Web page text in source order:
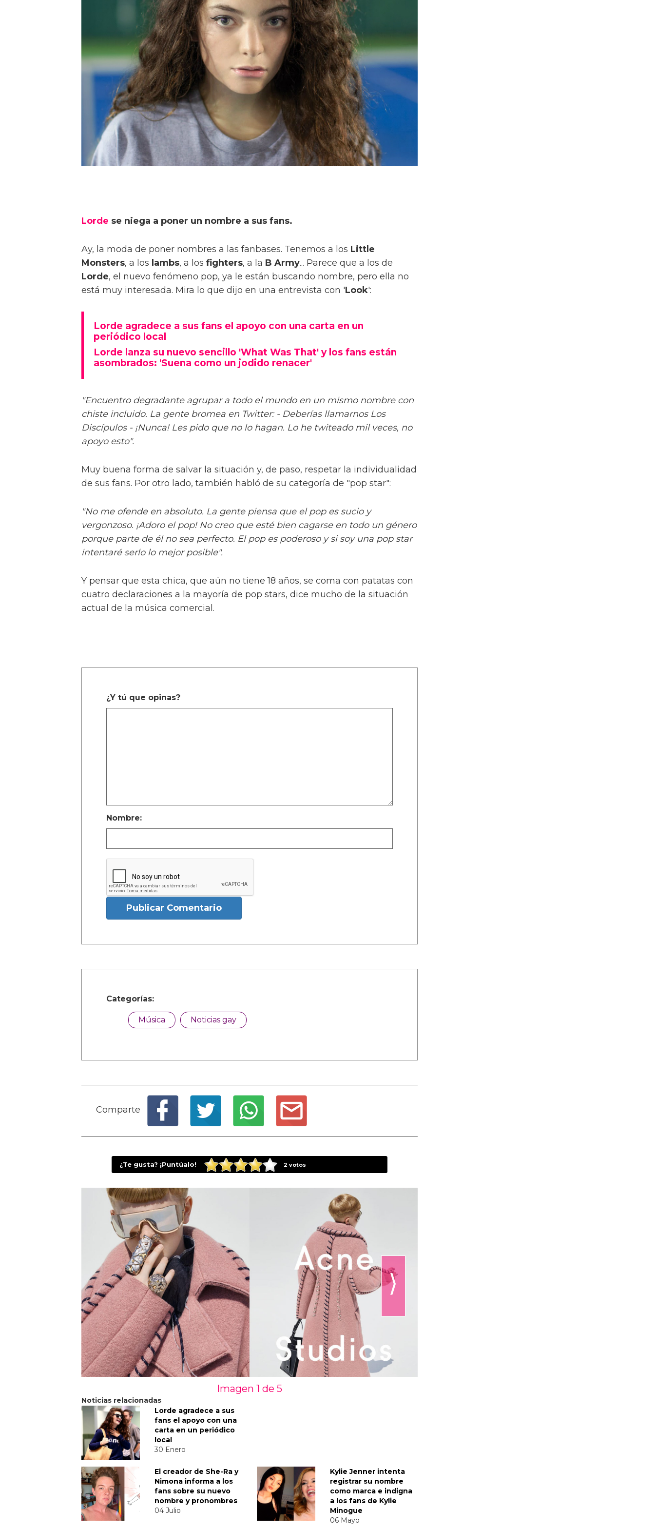
Lorde se niega a poner un nombre a sus fans.
Ay, la moda de poner nombres a las fanbases. Tenemos a los Little
Monsters, a los lambs, a los fighters, a la B Army... Parece que a los de
Lorde, el nuevo fenómeno pop, ya le están buscando nombre, pero ella no
está muy interesada. Mira lo que dijo en una entrevista con 'Look':
Lorde agradece a sus fans el apoyo con una carta en un
periódico local
Lorde lanza su nuevo sencillo 'What Was That' y los fans están
asombrados: 'Suena como un jodido renacer'
"Encuentro degradante agrupar a todo el mundo en un mismo nombre con
chiste incluido. La gente bromea en Twitter: - Deberías llamarnos Los
Discípulos - ¡Nunca! Les pido que no lo hagan. Lo he twiteado mil veces, no
apoyo esto".
Muy buena forma de salvar la situación y, de paso, respetar la individualidad
de sus fans. Por otro lado, también habló de su categoría de "pop star":
"No me ofende en absoluto. La gente piensa que el pop es sucio y
vergonzoso. ¡Adoro el pop! No creo que esté bien cagarse en todo un género
porque parte de él no sea perfecto. El pop es poderoso y si soy una pop star
intentaré serlo lo mejor posible".
Y pensar que esta chica, que aún no tiene 18 años, se coma con patatas con
cuatro declaraciones a la mayoría de pop stars, dice mucho de la situación
actual de la música comercial.
¿Y tú que opinas?
Nombre:
Publicar Comentario
Categorías:
Música Noticias gay
Comparte
¿Te gusta? ¡Puntúalo! 2 votos
⟩
Imagen 1 de 5
Noticias relacionadas
Lorde agradece a sus
fans el apoyo con una
carta en un periódico
local
30 Enero
El creador de She-Ra y
Nimona informa a los
fans sobre su nuevo
nombre y pronombres
04 Julio
Kylie Jenner intenta
registrar su nombre
como marca e indigna
a los fans de Kylie
Minogue
06 Mayo